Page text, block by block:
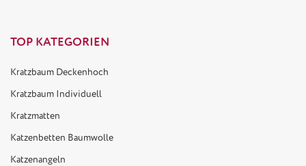
TOP KATEGORIEN
Kratzbaum Deckenhoch
Kratzbaum Individuell
Kratzmatten
Katzenbetten Baumwolle
Katzenangeln